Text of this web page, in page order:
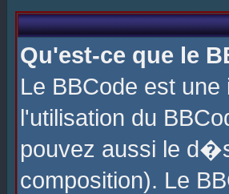
Qu'est-ce que le
Le BBCode est
l'utilisation du
pouvez aussi le
composition). Le